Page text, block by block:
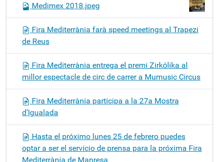
Medimex 2018.jpeg
Fira Mediterrània farà speed meetings al Trapezi
de Reus
Fira Mediterrània entrega el premi Zirkólika al
millor espectacle de circ de carrer a Mumusic Circus
Fira Mediterrània participa a la 27a Mostra
d’Igualada
Hasta el próximo lunes 25 de febrero puedes
optar a ser el servicio de prensa para la próxima Fira
Mediterrània de Manresa